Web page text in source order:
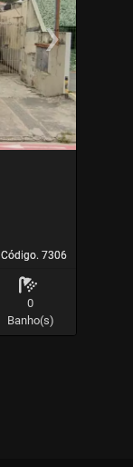
›
Código. 7306
Código. 7306
0
Banho(s)